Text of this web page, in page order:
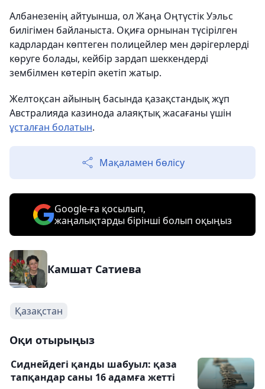
Албанезенің айтуынша, ол Жаңа Оңтүстік Уэльс
билігімен байланыста. Оқиға орнынан түсірілген
кадрлардан көптеген полицейлер мен дәрігерлерді
көруге болады, кейбір зардап шеккендерді
зембілмен көтеріп әкетіп жатыр.
Желтоқсан айының басында қазақстандық жұп
Австралияда казинода алаяқтық жасағаны үшін
ұсталған болатын.
Мақаламен бөлісу
Google-ға қосылып,
жаңалықтарды бірінші болып оқыңыз
Камшат Сатиева
Қазақстан
Оқи отырыңыз
Сиднейдегі қанды шабуыл: қаза
тапқандар саны 16 адамға жетті